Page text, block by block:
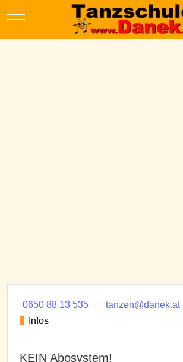
Mobile Menu Toggle
0650 88 13 535
tanzen@danek.at
Infos
KEIN Abosystem!